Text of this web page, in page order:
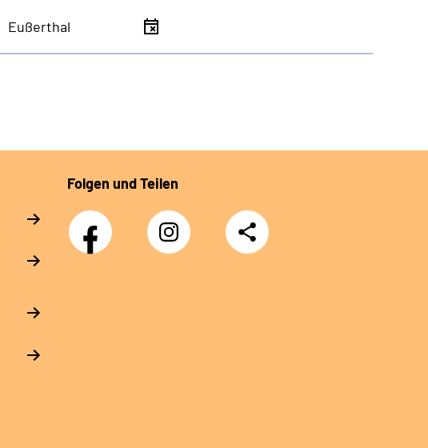
Eußerthal
Folgen und Teilen
Facebook
Instagram
DRV
Nachwuchskräfte
Teilen